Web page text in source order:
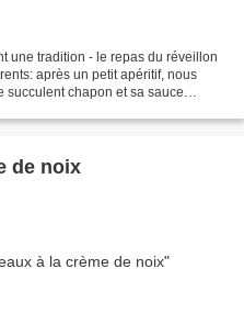
une tradition - le repas du réveillon
après un petit apéritif, nous
succulent chapon et sa sauce
de noix